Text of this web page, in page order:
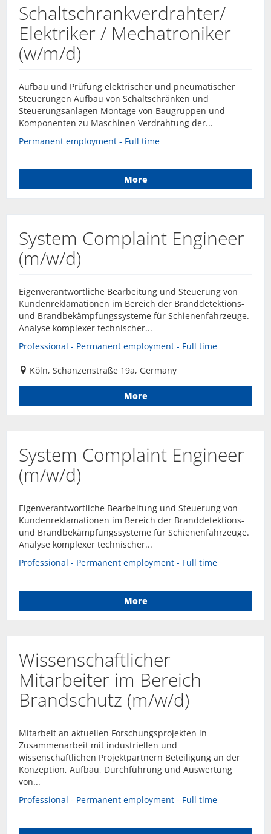
Schaltschrankverdrahter/
Elektriker / Mechatroniker
(w/m/d)
Aufbau und Prüfung elektrischer und pneumatischer
Steuerungen Aufbau von Schaltschränken und
Steuerungsanlagen Montage von Baugruppen und
Komponenten zu Maschinen Verdrahtung der...
Permanent employment - Full time
More
System Complaint Engineer
(m/w/d)
Eigenverantwortliche Bearbeitung und Steuerung von
Kundenreklamationen im Bereich der Branddetektions-
und Brandbekämpfungssysteme für Schienenfahrzeuge.
Analyse komplexer technischer...
Professional - Permanent employment - Full time
Köln, Schanzenstraße 19a, Germany
More
System Complaint Engineer
(m/w/d)
Eigenverantwortliche Bearbeitung und Steuerung von
Kundenreklamationen im Bereich der Branddetektions-
und Brandbekämpfungssysteme für Schienenfahrzeuge.
Analyse komplexer technischer...
Professional - Permanent employment - Full time
More
Wissenschaftlicher
Mitarbeiter im Bereich
Brandschutz (m/w/d)
Mitarbeit an aktuellen Forschungsprojekten in
Zusammenarbeit mit industriellen und
wissenschaftlichen Projektpartnern Beteiligung an der
Konzeption, Aufbau, Durchführung und Auswertung
von...
Professional - Permanent employment - Full time